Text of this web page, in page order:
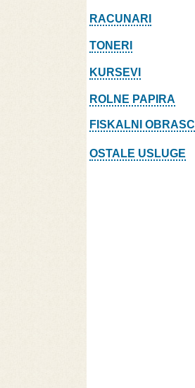
RACUNARI
TONERI
KURSEVI
ROLNE PAPIRA
FISKALNI OBRASCI
OSTALE USLUGE